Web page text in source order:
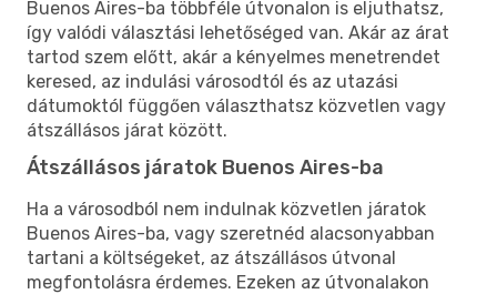
Buenos Aires-ba többféle útvonalon is eljuthatsz,
így valódi választási lehetőséged van. Akár az árat
tartod szem előtt, akár a kényelmes menetrendet
keresed, az indulási városodtól és az utazási
dátumoktól függően választhatsz közvetlen vagy
átszállásos járat között.
Átszállásos járatok Buenos Aires-ba
Ha a városodból nem indulnak közvetlen járatok
Buenos Aires-ba, vagy szeretnéd alacsonyabban
tartani a költségeket, az átszállásos útvonal
megfontolásra érdemes. Ezeken az útvonalakon